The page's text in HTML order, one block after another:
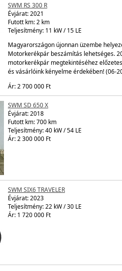
SWM RS 300 R
Évjárat:2021
Futott km: 2 km
Teljesítmény: 11 kW / 15 LE
Magyarországon újonnan üzembe
Motorkerékpár beszámítás lehetséges.
motorkerékpár megtekintéséhez
és vásárlóink kényelme érdekében! (06-
Ár: 2 700 000 Ft
SWM SD 650 X
Évjárat:2018
Futott km: 700 km
Teljesítmény: 40 kW / 54 LE
Ár: 2 300 000 Ft
SWM SIX6 TRAVELER
Évjárat:2023
Teljesítmény: 22 kW / 30 LE
Ár: 1 720 000 Ft